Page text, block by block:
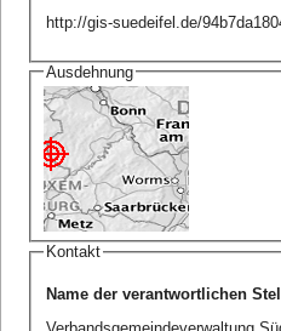
http://gis-suedeifel.de/
Ausdehnung
Kontakt
Name der verantwortlichen